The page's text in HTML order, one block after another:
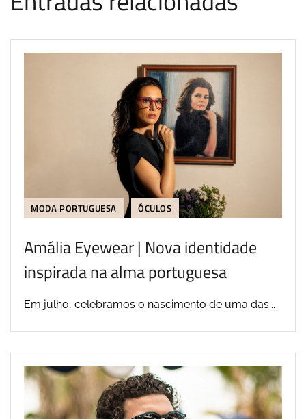
MODA PORTUGUESA ÓCULOS
Amália Eyewear | Nova identidade
inspirada na alma portuguesa
Em julho, celebramos o nascimento de uma das...